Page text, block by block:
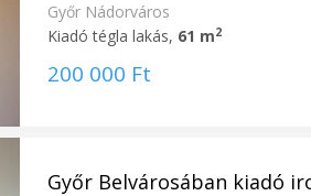
Győr Nádorváros
Kiadó tégla lakás, 61 m2
200 000 Ft
Győr Belvárosában kiadó